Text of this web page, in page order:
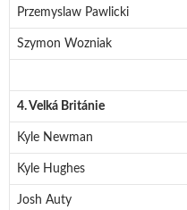
Przemyslaw Pawlicki
Szymon Wozniak
4. Velká Británie
Kyle Newman
Kyle Hughes
Josh Auty